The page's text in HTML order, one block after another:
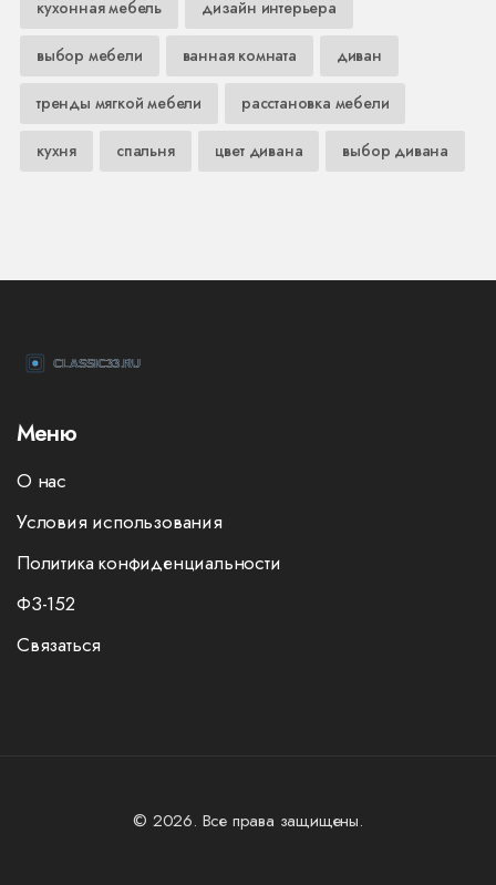
кухонная мебель дизайн интерьера
выбор мебели ванная комната диван
тренды мягкой мебели расстановка мебели
кухня спальня цвет дивана выбор дивана
Меню
О нас
Условия использования
Политика конфиденциальности
ФЗ-152
Связаться
© 2026. Все права защищены.